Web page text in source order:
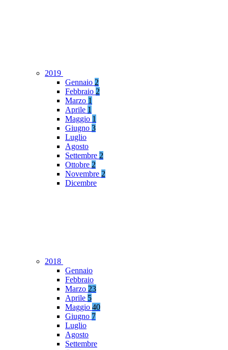
2019
Gennaio 2
Febbraio 2
Marzo 1
Aprile 1
Maggio 1
Giugno 3
Luglio
Agosto
Settembre 2
Ottobre 2
Novembre 2
Dicembre
2018
Gennaio
Febbraio
Marzo 23
Aprile 5
Maggio 40
Giugno 7
Luglio
Agosto
Settembre